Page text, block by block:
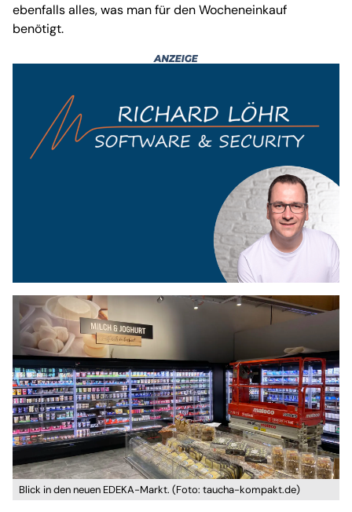
ebenfalls alles, was man für den Wocheneinkauf
benötigt.
Blick in den neuen EDEKA-Markt. (Foto: taucha-kompakt.de)